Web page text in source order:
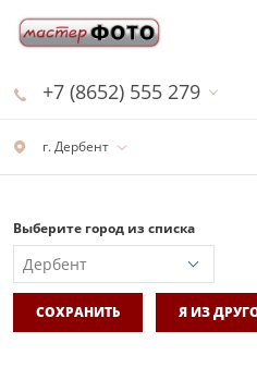
г. Дербент
+7 (8652) 555 279
Выберите город из списка
СОХРАНИТЬ Я ИЗ